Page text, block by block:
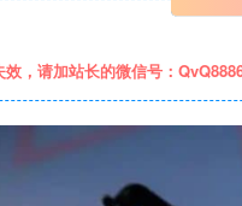
，请加站长的微信号：